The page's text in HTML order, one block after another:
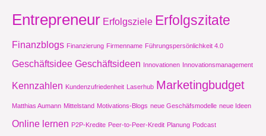
Entrepreneur Erfolgsziele Erfolgszitate
Finanzblogs Finanzierung Firmenname Führungspersönlichkeit 4.0
Geschäftsidee Geschäftsideen Innovationen Innovationsmanagement
Kennzahlen Kundenzufriedenheit Laserhub Marketingbudget
Matthias Aumann Mittelstand Motivations-Blogs neue Geschäfsmodelle neue Ideen
Online lernen P2P-Kredite Peer-to-Peer-Kredit Planung Podcast